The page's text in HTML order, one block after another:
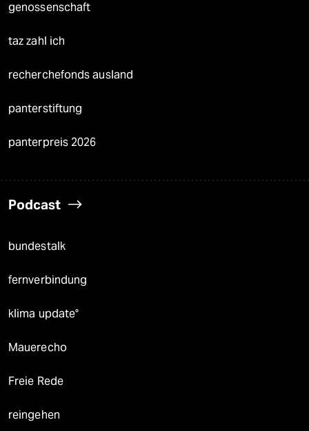
genossenschaft
taz zahl ich
recherchefonds ausland
panterstiftung
panterpreis 2026
Podcast
bundestalk
fernverbindung
klima update°
Mauerecho
Freie Rede
reingehen